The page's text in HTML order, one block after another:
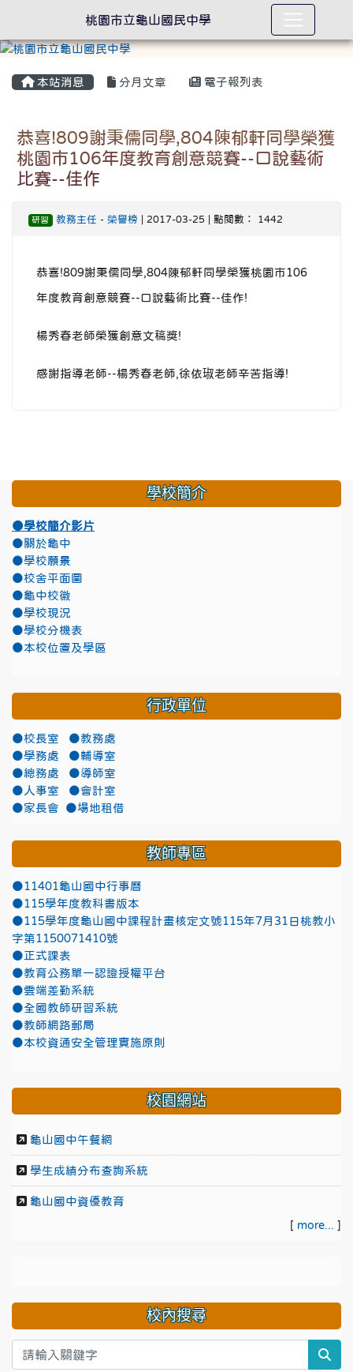
本站消息 分月文章 電子報列表
恭喜!809謝秉儒同學,804陳郁軒同學榮獲
桃園市106年度教育創意競賽--口說藝術
比賽--佳作
研習 教務主任 - 榮譽榜 | 2017-03-25 | 點閱數： 1442
恭喜!809謝秉儒同學,804陳郁軒同學榮獲桃園市106
年度教育創意競賽--口說藝術比賽--佳作!
楊秀春老師榮獲創意文稿獎!
感謝指導老師--楊秀春老師,徐依琡老師辛苦指導!
學校簡介
●學校簡介影片
●關於龜中
●學校願景
●校舍平面圖
●龜中校徽
●學校現況
●學校分機表
●本校位置及學區
行政單位
●校長室
●教務處
●學務處
●輔導室
●總務處
●導師室
●人事室
●會計室
●家長會
●場地租借
教師專區
●11401龜山國中行事曆
●115學年度教科書版本
●115學年度龜山國中課程計畫核定文號115年7月31日桃教小
字第1150071410號
●正式課表
●教育公務單一認證授權平台
●雲端差勤系統
●全國教師研習系統
●教師網路郵局
●本校資通安全管理實施原則
校園網站
龜山國中午餐網
學生成績分布查詢系統
龜山國中資優教育
[ more... ]
校內搜尋
桃園市立龜山國民中學